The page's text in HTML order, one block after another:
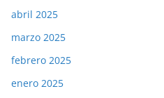
abril 2025
marzo 2025
febrero 2025
enero 2025